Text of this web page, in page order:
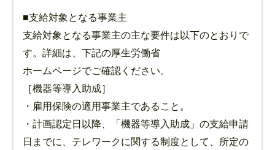
■支給対象となる事業主
支給対象となる事業主の主な要件は以下のとおりで
す。詳細は、下記の厚生労働省
ホームページでご確認ください。
［機器等導入助成］
・雇用保険の適用事業主であること。
・計画認定日以降、「機器等導入助成」の支給申請
日までに、テレワークに関する制度として、所定の